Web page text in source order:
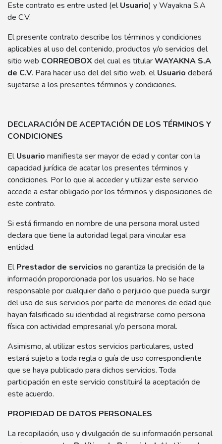
Este contrato es entre usted (elUsuario) y Wayakna S.A
de C.V.
El presente contrato describe los términos y condiciones
aplicables al uso del contenido, productos y/o servicios del
sitio web CORREOBOX del cual es titularWAYAKNA S.A
de C.V. Para hacer uso del del sitio web, elUsuario deberá
sujetarse a los presentes términos y condiciones.
DECLARACIÓN DE ACEPTACIÓN DE LOS TÉRMINOS Y
CONDICIONES
ElUsuario manifiesta ser mayor de edad y contar con la
capacidad jurídica de acatar los presentes términos y
condiciones. Por lo que al acceder y utilizar este servicio
accede a estar obligado por los términos y disposiciones de
este contrato.
Si está firmando en nombre de una persona moral usted
declara que tiene la autoridad legal para vincular esa
entidad.
ElPrestador de servicios no garantiza la precisión de la
información proporcionada por los usuarios. No se hace
responsable por cualquier daño o perjuicio que pueda surgir
del uso de sus servicios por parte de menores de edad que
hayan falsificado su identidad al registrarse como persona
física con actividad empresarial y/o persona moral.
Asimismo, al utilizar estos servicios particulares, usted
estará sujeto a toda regla o guía de uso correspondiente
que se haya publicado para dichos servicios. Toda
participación en este servicio constituirá la aceptación de
este acuerdo.
PROPIEDAD DE DATOS PERSONALES
La recopilación, uso y divulgación de su información personal